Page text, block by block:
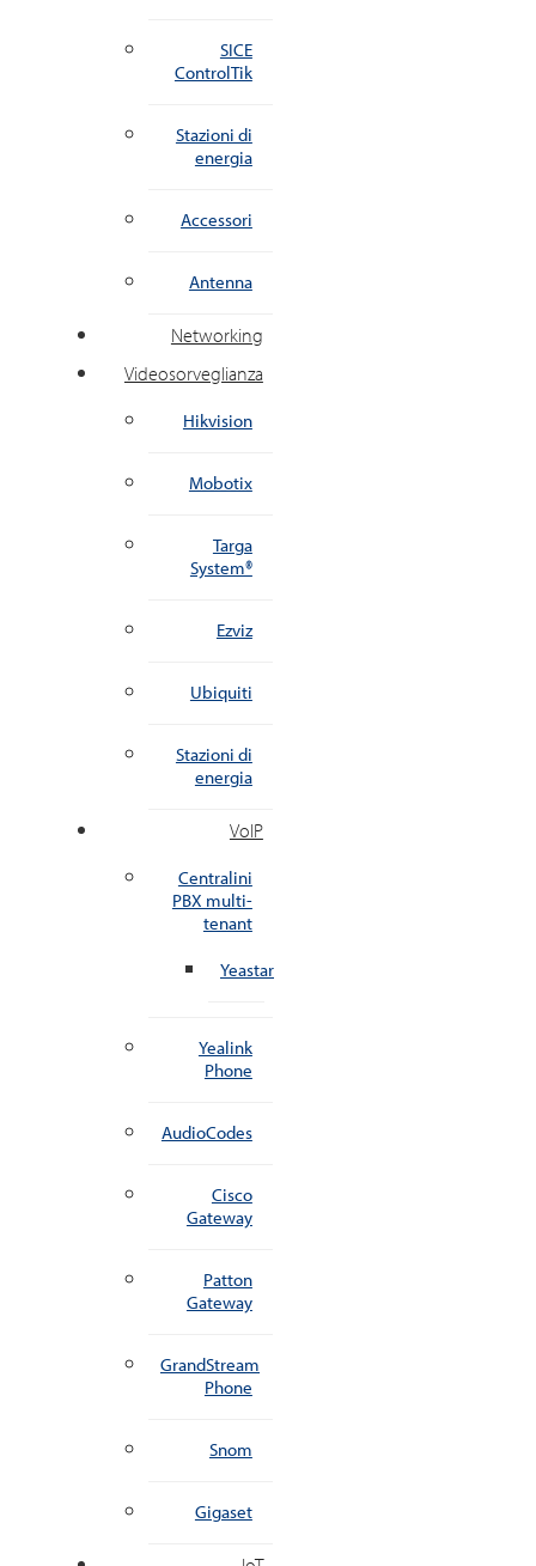
SICE
ControlTik
Stazioni di
energia
Accessori
Antenna
Networking
Videosorveglianza
Hikvision
Mobotix
Targa
System®
Ezviz
Ubiquiti
Stazioni di
energia
VoIP
Centralini
PBX multi-
tenant
Yeastar
Yealink
Phone
AudioCodes
Cisco
Gateway
Patton
Gateway
GrandStream
Phone
Snom
Gigaset